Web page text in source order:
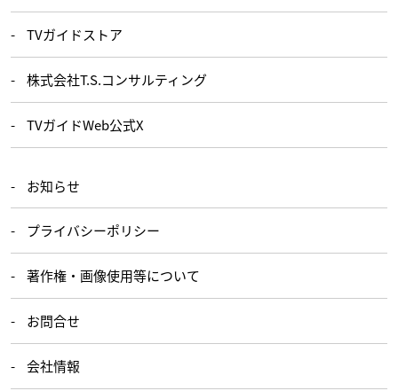
TVガイドストア
株式会社T.S.コンサルティング
TVガイドWeb公式X
お知らせ
プライバシーポリシー
著作権・画像使用等について
お問合せ
会社情報